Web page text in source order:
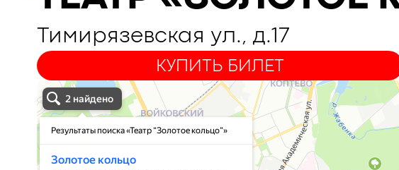
Тимирязевская ул., д.17
КУПИТЬ БИЛЕТ